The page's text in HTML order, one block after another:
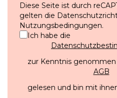
Diese Seite ist durch
gelten die
Nutzungsbedingungen.
Ich habe die
zur Kenntnis genommen
AGB
gelesen und bin mit